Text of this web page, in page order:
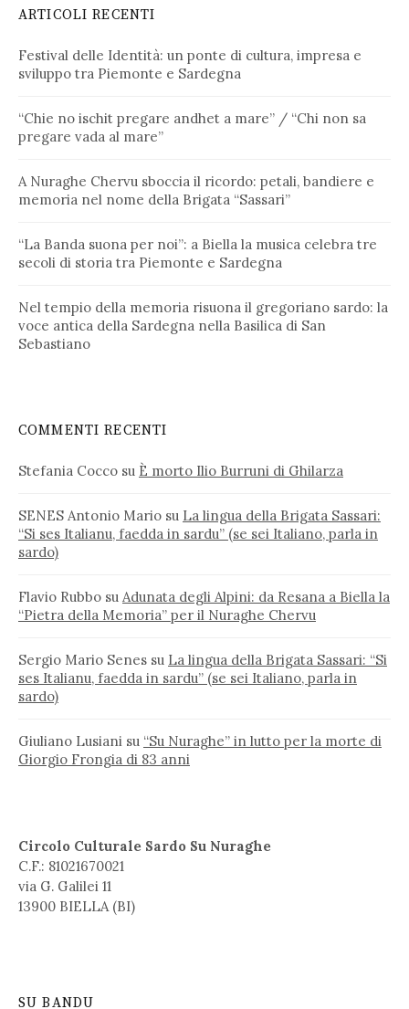
ARTICOLI RECENTI
Festival delle Identità: un ponte di cultura, impresa e
sviluppo tra Piemonte e Sardegna
“Chie no ischit pregare andhet a mare” / “Chi non sa
pregare vada al mare”
A Nuraghe Chervu sboccia il ricordo: petali, bandiere e
memoria nel nome della Brigata “Sassari”
“La Banda suona per noi”: a Biella la musica celebra tre
secoli di storia tra Piemonte e Sardegna
Nel tempio della memoria risuona il gregoriano sardo: la
voce antica della Sardegna nella Basilica di San
Sebastiano
COMMENTI RECENTI
Stefania Cocco su È morto Ilio Burruni di Ghilarza
SENES Antonio Mario su La lingua della Brigata Sassari:
“Si ses Italianu, faedda in sardu” (se sei Italiano, parla in
sardo)
Flavio Rubbo su Adunata degli Alpini: da Resana a Biella la
“Pietra della Memoria” per il Nuraghe Chervu
Sergio Mario Senes su La lingua della Brigata Sassari: “Si
ses Italianu, faedda in sardu” (se sei Italiano, parla in
sardo)
Giuliano Lusiani su “Su Nuraghe” in lutto per la morte di
Giorgio Frongia di 83 anni
Circolo Culturale Sardo Su Nuraghe
C.F.: 81021670021
via G. Galilei 11
13900 BIELLA (BI)
SU BANDU